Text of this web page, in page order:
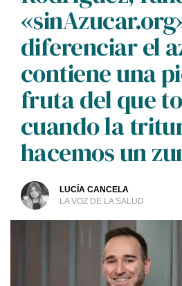
diferenciar el
contiene una
fruta del que
cuando la
hacemos un
LUCÍA CANCELA
LA VOZ DE LA SALUD